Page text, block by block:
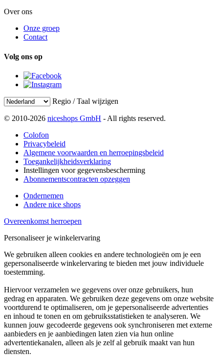
Over ons
Onze groep
Contact
Volg ons op
Regio / Taal wijzigen
© 2010-2026 niceshops GmbH - All rights reserved.
Colofon
Privacybeleid
Algemene voorwaarden en herroepingsbeleid
Toegankelijkheidsverklaring
Instellingen voor gegevensbescherming
Abonnementscontracten opzeggen
Ondernemen
Andere nice shops
Overeenkomst herroepen
Personaliseer je winkelervaring
We gebruiken alleen cookies en andere technologieën om je een
gepersonaliseerde winkelervaring te bieden met jouw individuele
toestemming.
Hiervoor verzamelen we gegevens over onze gebruikers, hun
gedrag en apparaten. We gebruiken deze gegevens om onze website
voortdurend te optimaliseren, om je gepersonaliseerde advertenties
en inhoud te tonen en om gebruiksstatistieken te analyseren. We
kunnen jouw gecodeerde gegevens ook synchroniseren met externe
aanbieders en je aanbiedingen laten zien via hun online
advertentiekanalen, alleen als je zelf al gebruik maakt van hun
diensten.